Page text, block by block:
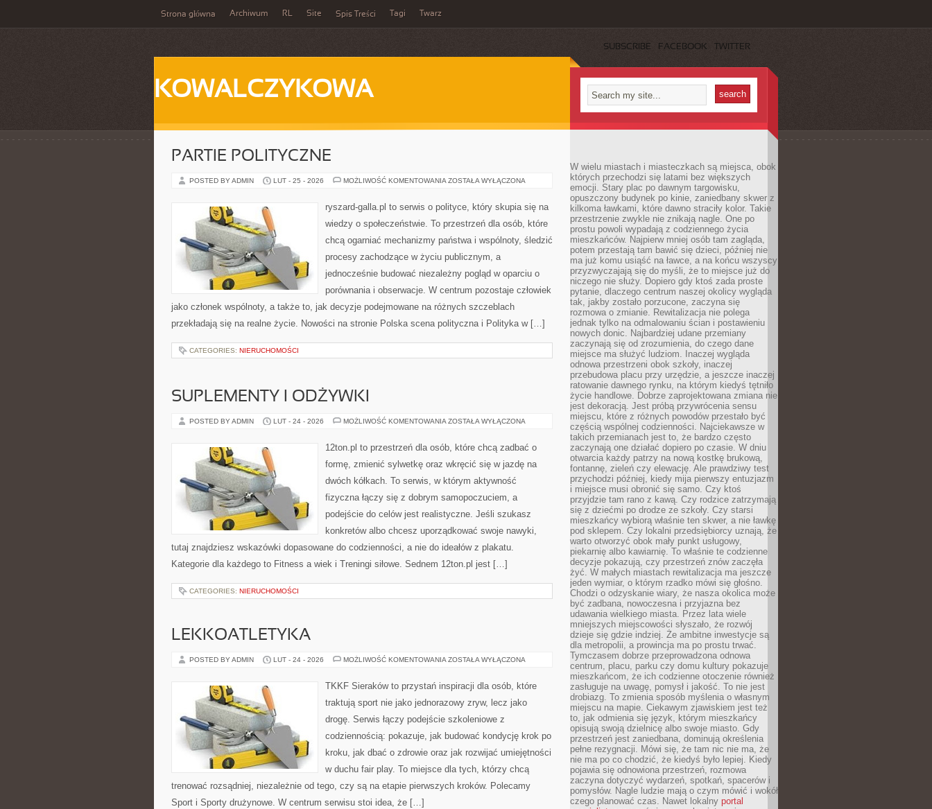
Strona główna Archiwum RL Site Spis Treści Tagi Twarz
SUBSCRIBE FACEBOOK TWITTER
KOWALCZYKOWA
PARTIE POLITYCZNE
POSTED BY ADMIN LUT - 25 - 2026 MOŻLIWOŚĆ KOMENTOWANIA PARTIE
ZOSTAŁA WYŁĄCZONA
ryszard-galla.pl to serwis o polityce, który skupia się na
wiedzy o społeczeństwie. To przestrzeń dla osób, które
chcą ogarniać mechanizmy państwa i wspólnoty, śledzić
procesy zachodzące w życiu publicznym, a
jednocześnie budować niezależny pogląd w oparciu o
porównania i obserwacje. W centrum pozostaje człowiek
jako członek wspólnoty, a także to, jak decyzje podejmowane na różnych szczeblach
przekładają się na realne życie. Nowości na stronie Polska scena polityczna i Polityka w […]
CATEGORIES: NIERUCHOMOŚCI
SUPLEMENTY I ODŻYWKI
POSTED BY ADMIN LUT - 24 - 2026 MOŻLIWOŚĆ KOMENTOWANIA SUPLEMENTY
ZOSTAŁA WYŁĄCZONA
12ton.pl to przestrzeń dla osób, które chcą zadbać o
formę, zmienić sylwetkę oraz wkręcić się w jazdę na
dwóch kółkach. To serwis, w którym aktywność
fizyczna łączy się z dobrym samopoczuciem, a
podejście do celów jest realistyczne. Jeśli szukasz
konkretów albo chcesz uporządkować swoje nawyki,
tutaj znajdziesz wskazówki dopasowane do codzienności, a nie do ideałów z plakatu.
Kategorie dla każdego to Fitness a wiek i Treningi siłowe. Sednem 12ton.pl jest […]
CATEGORIES: NIERUCHOMOŚCI
LEKKOATLETYKA
POSTED BY ADMIN LUT - 24 - 2026 MOŻLIWOŚĆ KOMENTOWANIA LEKKOATLETYKA
ZOSTAŁA WYŁĄCZONA
TKKF Sieraków to przystań inspiracji dla osób, które
traktują sport nie jako jednorazowy zryw, lecz jako
drogę. Serwis łączy podejście szkoleniowe z
codziennością: pokazuje, jak budować kondycję krok po
kroku, jak dbać o zdrowie oraz jak rozwijać umiejętności
w duchu fair play. To miejsce dla tych, którzy chcą
trenować rozsądniej, niezależnie od tego, czy są na etapie pierwszych kroków. Polecamy
Sport i Sporty drużynowe. W centrum serwisu stoi idea, że […]
W wielu miastach i miasteczkach są miejsca, obok
których przechodzi się latami bez większych
emocji. Stary plac po dawnym targowisku,
opuszczony budynek po kinie, zaniedbany skwer z
kilkoma ławkami, które dawno straciły kolor. Takie
przestrzenie zwykle nie znikają nagle. One po
prostu powoli wypadają z codziennego życia
mieszkańców. Najpierw mniej osób tam zagląda,
potem przestają tam bawić się dzieci, później nie
ma już komu usiąść na ławce, a na końcu wszyscy
przyzwyczajają się do myśli, że to miejsce już do
niczego nie służy. Dopiero gdy ktoś zada proste
pytanie, dlaczego centrum naszej okolicy wygląda
tak, jakby zostało porzucone, zaczyna się
rozmowa o zmianie. Rewitalizacja nie polega
jednak tylko na odmalowaniu ścian i postawieniu
nowych donic. Najbardziej udane przemiany
zaczynają się od zrozumienia, do czego dane
miejsce ma służyć ludziom. Inaczej wygląda
odnowa przestrzeni obok szkoły, inaczej
przebudowa placu przy urzędzie, a jeszcze inaczej
ratowanie dawnego rynku, na którym kiedyś tętniło
życie handlowe. Dobrze zaprojektowana zmiana nie
jest dekoracją. Jest próbą przywrócenia sensu
miejscu, które z różnych powodów przestało być
częścią wspólnej codzienności. Najciekawsze w
takich przemianach jest to, że bardzo często
zaczynają one działać dopiero po czasie. W dniu
otwarcia każdy patrzy na nową kostkę brukową,
fontannę, zieleń czy elewację. Ale prawdziwy test
przychodzi później, kiedy mija pierwszy entuzjazm
i miejsce musi obronić się samo. Czy ktoś
przyjdzie tam rano z kawą. Czy rodzice zatrzymają
się z dziećmi po drodze ze szkoły. Czy starsi
mieszkańcy wybiorą właśnie ten skwer, a nie ławkę
pod sklepem. Czy lokalni przedsiębiorcy uznają, że
warto otworzyć obok mały punkt usługowy,
piekarnię albo kawiarnię. To właśnie te codzienne
decyzje pokazują, czy przestrzeń znów zaczęła
żyć. W małych miastach rewitalizacja ma jeszcze
jeden wymiar, o którym rzadko mówi się głośno.
Chodzi o odzyskanie wiary, że nasza okolica może
być zadbana, nowoczesna i przyjazna bez
udawania wielkiego miasta. Przez lata wiele
mniejszych miejscowości słyszało, że rozwój
dzieje się gdzie indziej. Że ambitne inwestycje są
dla metropolii, a prowincja ma po prostu trwać.
Tymczasem dobrze przeprowadzona odnowa
centrum, placu, parku czy domu kultury pokazuje
mieszkańcom, że ich codzienne otoczenie również
zasługuje na uwagę, pomysł i jakość. To nie jest
drobiazg. To zmienia sposób myślenia o własnym
miejscu na mapie. Ciekawym zjawiskiem jest też
to, jak odmienia się język, którym mieszkańcy
opisują swoją dzielnicę albo swoje miasto. Gdy
przestrzeń jest zaniedbana, dominują określenia
pełne rezygnacji. Mówi się, że tam nic nie ma, że
nie ma po co chodzić, że kiedyś było lepiej. Kiedy
pojawia się odnowiona przestrzeń, rozmowa
zaczyna dotyczyć wydarzeń, spotkań, spacerów i
pomysłów. Nagle ludzie mają o czym mówić i wokół
czego planować czas. Nawet lokalny portal